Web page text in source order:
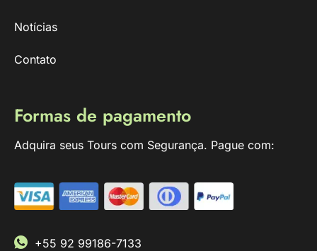
Notícias
Contato
Formas de pagamento
Adquira seus Tours com Segurança. Pague com:
+55 92 99186-7133